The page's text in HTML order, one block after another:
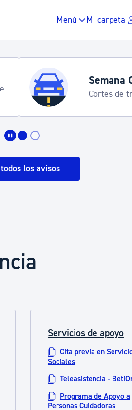
Menú Mi carpeta
Espacio público,
Cultura
transporte
los avisos
Servicios de apoyo
Cita previa en
Sociales
Teleasistencia -
Programa de Apoyo a
Personas Cuidadoras